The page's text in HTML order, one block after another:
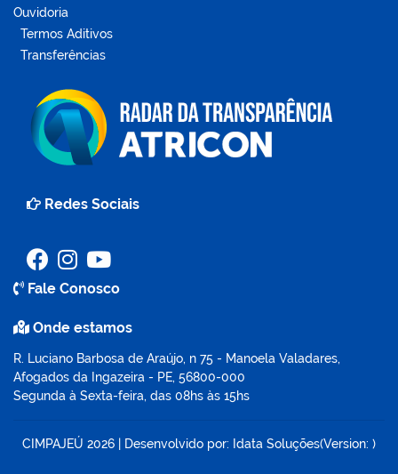
Ouvidoria
Termos Aditivos
Transferências
Redes Sociais
Fale Conosco
Onde estamos
R. Luciano Barbosa de Araújo, n 75 - Manoela Valadares,
Afogados da Ingazeira - PE, 56800-000
Segunda à Sexta-feira, das 08hs às 15hs
CIMPAJEÚ 2026 Desenvolvido por: Idata Soluções(Version: )